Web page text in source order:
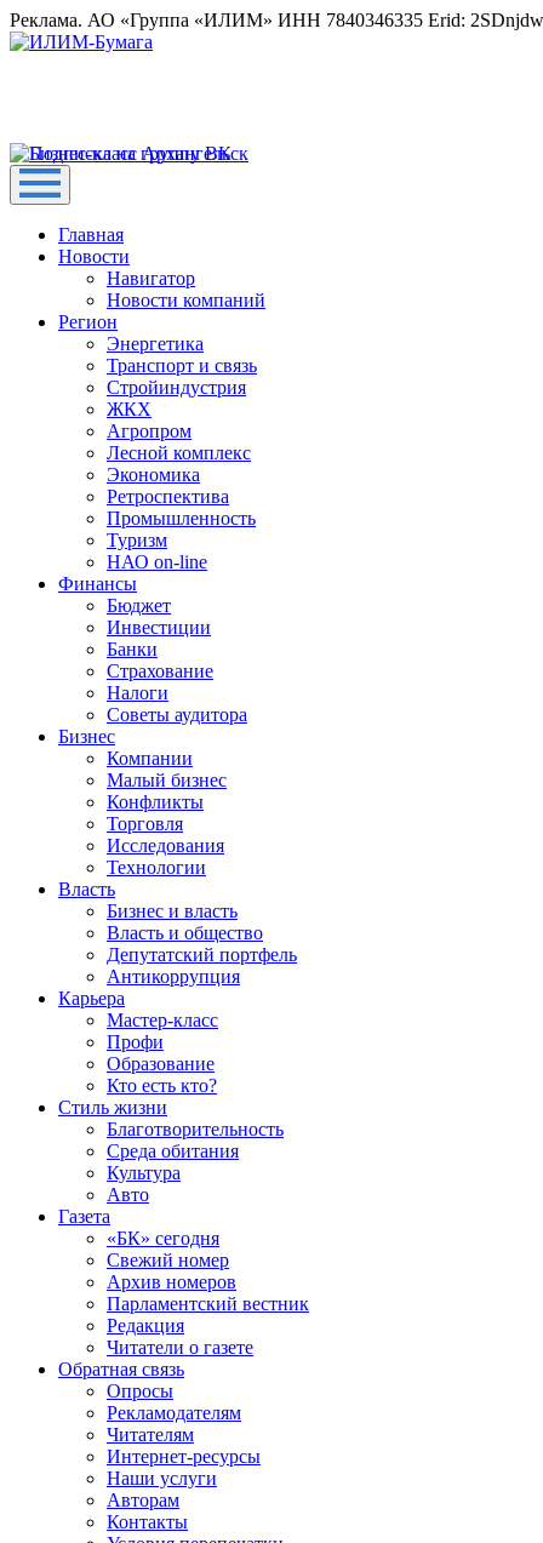
Реклама. АО «Группа «ИЛИМ» ИНН 7840346335 Erid:
Главная
Новости
Навигатор
Новости компаний
Регион
Энергетика
Транспорт и связь
Стройиндустрия
ЖКХ
Агропром
Лесной комплекс
Экономика
Ретроспектива
Промышленность
Туризм
НАО on-line
Финансы
Бюджет
Инвестиции
Банки
Страхование
Налоги
Советы аудитора
Бизнес
Компании
Малый бизнес
Конфликты
Торговля
Исследования
Технологии
Власть
Бизнес и власть
Власть и общество
Депутатский портфель
Антикоррупция
Карьера
Мастер-класс
Профи
Образование
Кто есть кто?
Стиль жизни
Благотворительность
Среда обитания
Культура
Авто
Газета
«БК» сегодня
Свежий номер
Архив номеров
Парламентский вестник
Редакция
Читатели о газете
Обратная связь
Опросы
Рекламодателям
Читателям
Интернет-ресурсы
Наши услуги
Авторам
Контакты